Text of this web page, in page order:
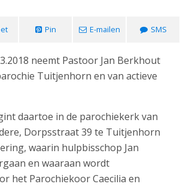
Pin E-mailen SMS
neemt Pastoor Jan Berkhout
Tuitjenhorn en van actieve
daartoe in de parochiekerk van
Dorpsstraat 39 te Tuitjenhorn
waarin hulpbisschop Jan
en waaraan wordt
het Parochiekoor Caecilia en